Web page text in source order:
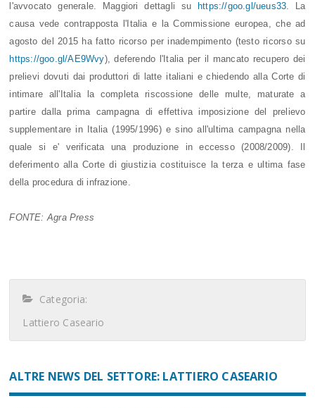
l'avvocato generale. Maggiori dettagli su
https://goo.gl/ueus33. La
causa vede contrapposta l'Italia e la Commissione europea, che ad
agosto del 2015 ha fatto ricorso per inadempimento (testo ricorso su
https://goo.gl/AE9Wvy), deferendo l'Italia per il mancato recupero dei
prelievi dovuti dai produttori di latte italiani e chiedendo alla Corte di
intimare all'Italia la completa riscossione delle multe, maturate a
partire dalla prima campagna di effettiva imposizione del prelievo
supplementare in Italia (1995/1996) e sino all'ultima campagna nella
quale si e' verificata una produzione in eccesso (2008/2009). Il
deferimento alla Corte di giustizia costituisce la terza e ultima fase
della procedura di infrazione.
FONTE: Agra Press
Categoria:
Lattiero Caseario
ALTRE NEWS DEL SETTORE: LATTIERO CASEARIO